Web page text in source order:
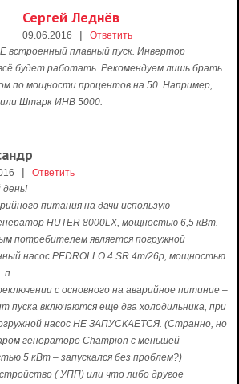
Сергей Леднёв
09.06.2016 |
Ответить
встроенный плавный пуск. Инвертор
будет работать. Рекомендуем лишь брать
по мощности процентов на 50. Например,
Штарк ИНВ 5000.
|
Ответить
питания на дачи использую
HUTER 8000LX, мощностью 6,5 кВт.
потребителем является погружной
насос PEDROLLO 4 SR 4m/26p, мощностью
п
с основного на аварийное питиние –
пуска включаются еще два холодильника, при
насос НЕ ЗАПУСКАЕТСЯ. (Странно, но
генераторе Champion c меньшей
5 кВт – запускался без проблем?)
( УПП) или что либо другое